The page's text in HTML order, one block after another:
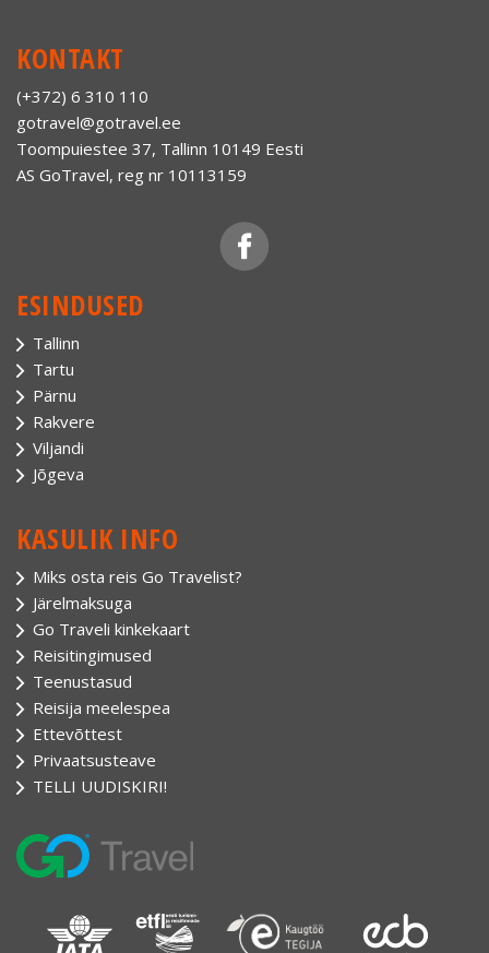
KONTAKT
(+372) 6 310 110
gotravel@gotravel.ee
Toompuiestee 37, Tallinn 10149 Eesti
AS GoTravel, reg nr 10113159
ESINDUSED
Tallinn
Tartu
Pärnu
Rakvere
Viljandi
Jõgeva
KASULIK INFO
Miks osta reis Go Travelist?
Järelmaksuga
Go Traveli kinkekaart
Reisitingimused
Teenustasud
Reisija meelespea
Ettevõttest
Privaatsusteave
TELLI UUDISKIRI!